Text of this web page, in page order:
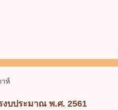
าห์
บประมาณ พ.ศ. 2561